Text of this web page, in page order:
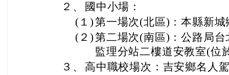
２、
國中小場：
(１)第一場次(北區)：本縣新
(２)第二場次(南區)：公路局
監理分站二樓道安教室(位
３、
高中職校場次：吉安鄉名人